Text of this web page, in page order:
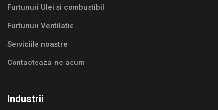
Furtunuri Ulei si combustibil
Furtunuri Ventilatie
Serviciile noastre
Contacteaza-ne acum
Industrii